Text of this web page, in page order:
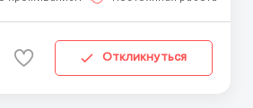
Откликнуться